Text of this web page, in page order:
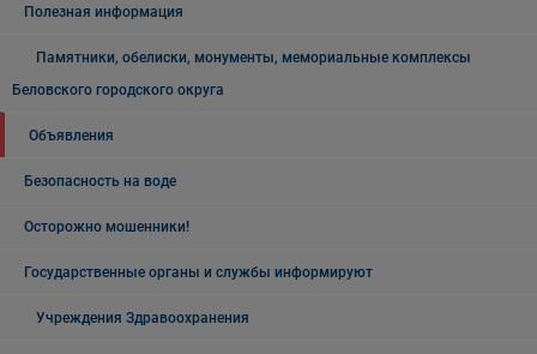
Полезная информация
Памятники, обелиски, монументы, мемориальные комплексы
Беловского городского округа
Объявления
Безопасность на воде
Осторожно мошенники!
Государственные органы и службы информируют
Учреждения Здравоохранения